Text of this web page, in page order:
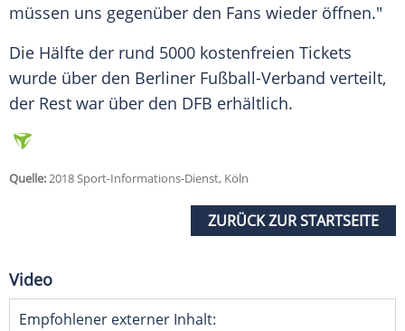
müssen uns gegenüber den Fans wieder öffnen."
Die Hälfte der rund 5000 kostenfreien Tickets
wurde über den Berliner Fußball-Verband verteilt,
der Rest war über den DFB erhältlich.
Quelle:2018 Sport-Informations-Dienst, Köln
ZURÜCK ZUR STARTSEITE
Video
Empfohlener externer Inhalt: